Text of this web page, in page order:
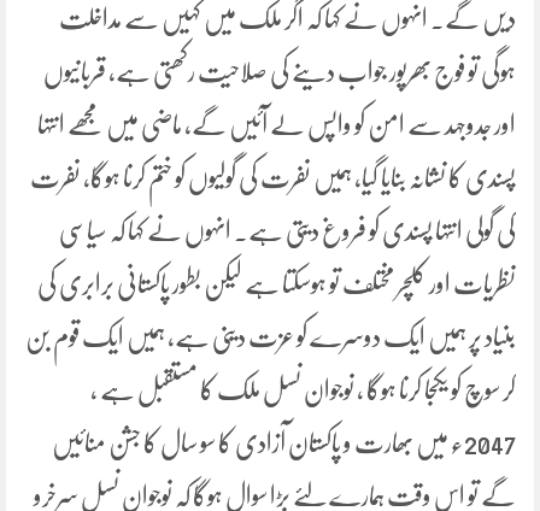
دیں گے۔ انہوں نے کہا کہ اگر ملک میں کہیں سے مداخلت
ہوگی تو فوج بھرپور جواب دینے کی صلاحیت رکھتی ہے، قربانیوں
اور جدوجہد سے امن کو واپس لے آئیں گے، ماضی میں مجھے انتہا
پسندی کا نشانہ بنایا گیا، ہمیں نفرت کی گولیوں کو ختم کرنا ہوگا، نفرت
کی گولی انتہا پسندی کو فروغ دیتی ہے۔ انہوں نے کہا کہ سیاسی
نظریات اور کلچر مختلف تو ہوسکتا ہے لیکن بطور پاکستانی برابری کی
بنیاد پر ہمیں ایک دوسرے کو عزت دینی ہے، ہمیں ایک قوم بن
کر سوچ کو یکجا کرنا ہوگا ، نوجوان نسل ملک کا مستقبل ہے ،
2047ء میں بھارت و پاکستان آزادی کا سو سال کا جشن منائیں
گے تو اس وقت ہمارے لئے بڑا سوال ہوگا کہ نوجوان نسل سرخرو